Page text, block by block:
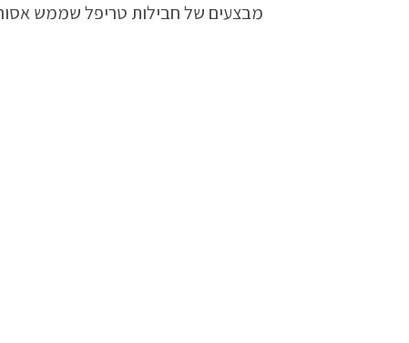
מבצעים של חבילות טריפל שממש